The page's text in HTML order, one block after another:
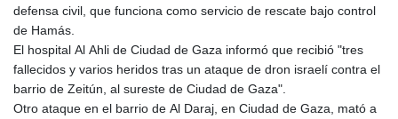
defensa civil, que funciona como servicio de rescate bajo control
de Hamás.
El hospital Al Ahli de Ciudad de Gaza informó que recibió "tres
fallecidos y varios heridos tras un ataque de dron israelí contra el
barrio de Zeitún, al sureste de Ciudad de Gaza".
Otro ataque en el barrio de Al Daraj, en Ciudad de Gaza, mató a